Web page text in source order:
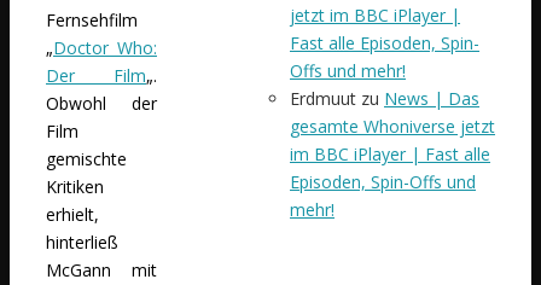
Fernsehfilm
„Doctor Who:
Der Film„.
Obwohl der
Film
gemischte
Kritiken
erhielt,
hinterließ
McGann mit
jetzt im BBC iPlayer |
Fast alle Episoden, Spin-
Offs und mehr!
Erdmuut zu News | Das
gesamte Whoniverse jetzt
im BBC iPlayer | Fast alle
Episoden, Spin-Offs und
mehr!